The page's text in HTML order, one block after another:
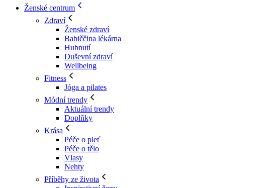
Ženské centrum
Zdraví
Ženské zdraví
Babiččina lékárna
Hubnutí
Duševní zdraví
Wellbeing
Fitness
Jóga a pilates
Módní trendy
Aktuální trendy
Doplňky
Krása
Péče o pleť
Péče o tělo
Vlasy
Nehty
Příběhy ze života